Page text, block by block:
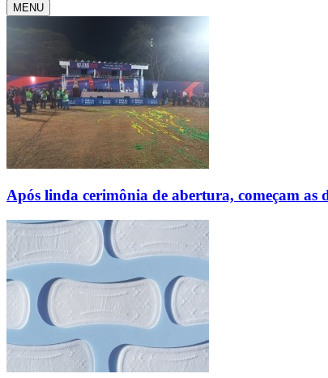
MENU
Após linda cerimônia de abertura, começam